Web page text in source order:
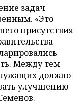
задач
«Это
присутствия
Между тем
должно
улучшению